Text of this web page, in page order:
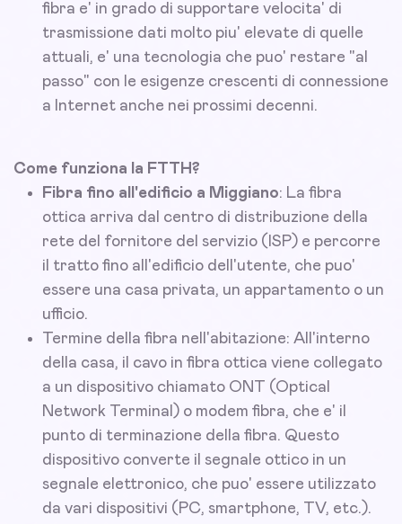
fibra e' in grado di supportare velocita' di
trasmissione dati molto piu' elevate di quelle
attuali, e' una tecnologia che puo' restare "al
passo" con le esigenze crescenti di connessione
a Internet anche nei prossimi decenni.
Come funziona la FTTH?
Fibra fino all'edificio a Miggiano: La fibra
ottica arriva dal centro di distribuzione della
rete del fornitore del servizio (ISP) e percorre
il tratto fino all'edificio dell'utente, che puo'
essere una casa privata, un appartamento o un
ufficio.
Termine della fibra nell'abitazione: All'interno
della casa, il cavo in fibra ottica viene collegato
a un dispositivo chiamato ONT (Optical
Network Terminal) o modem fibra, che e' il
punto di terminazione della fibra. Questo
dispositivo converte il segnale ottico in un
segnale elettronico, che puo' essere utilizzato
da vari dispositivi (PC, smartphone, TV, etc.).